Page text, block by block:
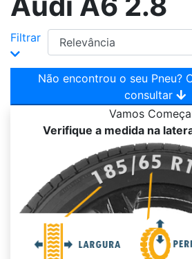
Filtrar
Não encontrou o seu Pneu? Clique aqui para
consultar
Vamos
Verifique a medida na